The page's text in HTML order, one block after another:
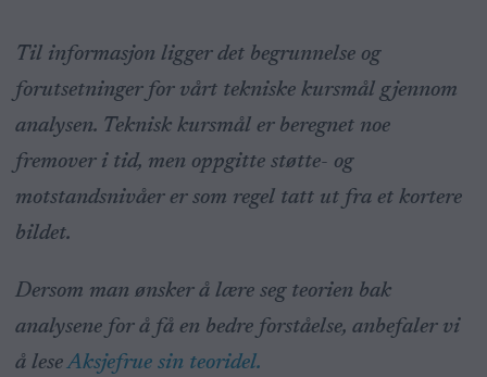
Til informasjon ligger det begrunnelse og
forutsetninger for vårt tekniske kursmål gjennom
analysen. Teknisk kursmål er beregnet noe
fremover i tid, men oppgitte støtte- og
motstandsnivåer er som regel tatt ut fra et kortere
bildet.
Dersom man ønsker å lære seg teorien bak
analysene for å få en bedre forståelse, anbefaler vi
å leseAksjefrue sin teoridel.